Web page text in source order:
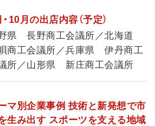
10月の出店内容（予定）
県 長野商工会議所／北海道
商工会議所／兵庫県 伊丹商工
所／山形県 新庄商工会議所
マ別企業事例 技術と新発想で市
生み出す スポーツを支える地域